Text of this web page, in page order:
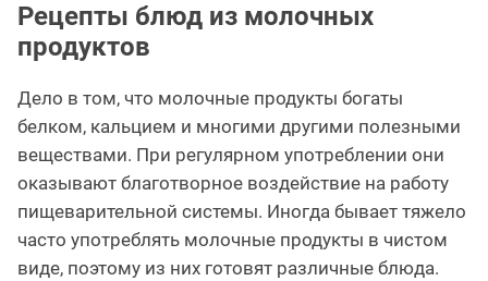
Рецепты блюд из молочных
продуктов
Дело в том, что молочные продукты богаты
белком, кальцием и многими другими полезными
веществами. При регулярном употреблении они
оказывают благотворное воздействие на работу
пищеварительной системы. Иногда бывает тяжело
часто употреблять молочные продукты в чистом
виде, поэтому из них готовят различные блюда.